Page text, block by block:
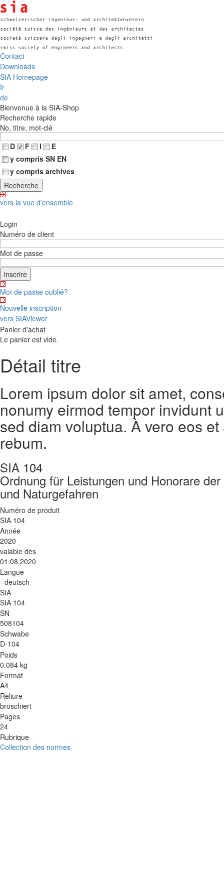
Contact
Downloads
SIA Homepage
fr
de
Bienvenue à la SIA-Shop
Recherche rapide
No, titre, mot-clé
D
F I
E
y compris SN EN
y compris archives
vers la vue d'ensemble
Login
Numéro de client
Mot de passe
Mot de passe oublié?
Nouvelle inscription
vers SIAViewer
Panier d'achat
Le panier est vide.
Détail titre
Lorem ipsum dolor sit amet,
nonumy eirmod tempor invidunt
sed diam voluptua. À vero eos
rebum.
SIA 104
Ordnung für Leistungen und Honorare
und Naturgefahren
Numéro de produit
SIA 104
Année
2020
valable dès
01.08.2020
Langue
- deutsch
SIA
SIA 104
SN
508104
Schwabe
D-104
Poids
0.084 kg
Format
A4
Reliure
broschiert
Pages
24
Rubrique
Collection des normes